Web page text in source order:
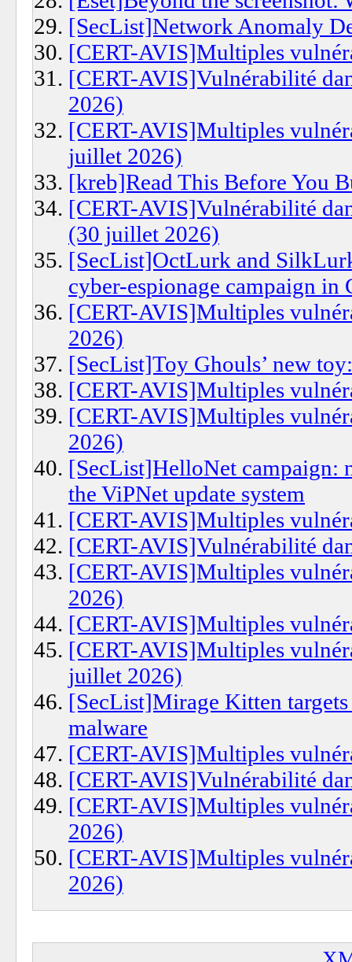
[SecList]Network Anomaly
[CERT-AVIS]Multiples
[CERT-AVIS]Vulnérabilité
2026)
[CERT-AVIS]Multiples
juillet 2026)
[kreb]Read This Before You
[CERT-AVIS]Vulnérabilité
(30 juillet 2026)
[SecList]OctLurk and
cyber-espionage campaign in
[CERT-AVIS]Multiples
2026)
[SecList]Toy Ghouls’ new
[CERT-AVIS]Multiples
[CERT-AVIS]Multiples
2026)
[SecList]HelloNet campaign:
the ViPNet update system
[CERT-AVIS]Multiples
[CERT-AVIS]Vulnérabilité
[CERT-AVIS]Multiples
2026)
[CERT-AVIS]Multiples
[CERT-AVIS]Multiples
juillet 2026)
[SecList]Mirage Kitten
malware
[CERT-AVIS]Multiples
[CERT-AVIS]Vulnérabilité
[CERT-AVIS]Multiples
2026)
[CERT-AVIS]Multiples
2026)